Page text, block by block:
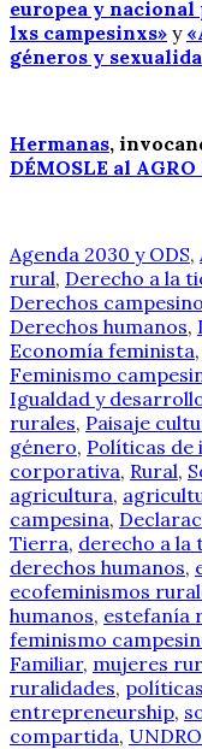
europea y nacional
lxs campesinxs» y
géneros y
Hermanas,
DÉMOSLE al
Agenda 2030 y ODS,
rural, Derecho a la
Derechos
Derechos humanos,
Economía feminista,
Feminismo
Igualdad y
rurales, Paisaje
género, Políticas de
corporativa, Rural,
agricultura,
campesina,
Tierra, derecho a la
derechos humanos,
ecofeminismos
humanos, estefanía
feminismo
Familiar, mujeres
ruralidades,
entrepreneurship,
compartida,